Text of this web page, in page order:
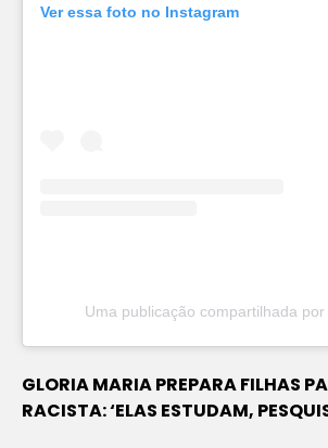
Ver essa foto no Instagram
Uma publicação compartilhada por
GLORIA MARIA PREPARA FILHAS
RACISTA: ‘ELAS ESTUDAM,